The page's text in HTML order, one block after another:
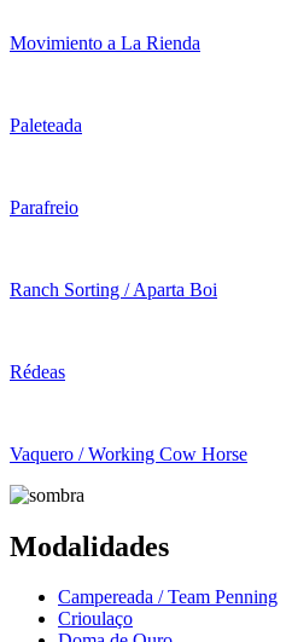
Movimiento a La Rienda
Paleteada
Parafreio
Ranch Sorting / Aparta Boi
Rédeas
Vaquero / Working Cow Horse
Modalidades
Campereada / Team Penning
Crioulaço